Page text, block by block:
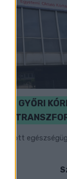
A GYŐRI